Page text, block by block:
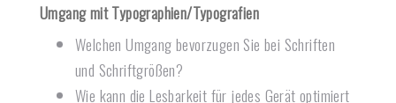
Umgang mit Typographien/Typografien
Welchen Umgang bevorzugen Sie bei Schriften
und Schriftgrößen?
Wie kann die Lesbarkeit für jedes Gerät optimiert